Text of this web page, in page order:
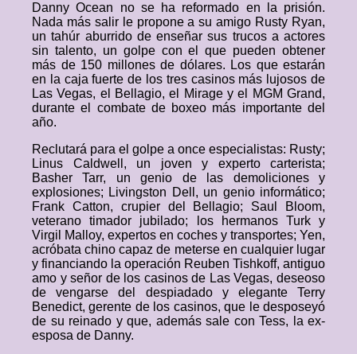
Danny Ocean no se ha reformado en la prisión.
Nada más salir le propone a su amigo Rusty Ryan,
un tahúr aburrido de enseñar sus trucos a actores
sin talento, un golpe con el que pueden obtener
más de 150 millones de dólares. Los que estarán
en la caja fuerte de los tres casinos más lujosos de
Las Vegas, el Bellagio, el Mirage y el MGM Grand,
durante el combate de boxeo más importante del
año.
Reclutará para el golpe a once especialistas: Rusty;
Linus Caldwell, un joven y experto carterista;
Basher Tarr, un genio de las demoliciones y
explosiones; Livingston Dell, un genio informático;
Frank Catton, crupier del Bellagio; Saul Bloom,
veterano timador jubilado; los hermanos Turk y
Virgil Malloy, expertos en coches y transportes; Yen,
acróbata chino capaz de meterse en cualquier lugar
y financiando la operación Reuben Tishkoff, antiguo
amo y señor de los casinos de Las Vegas, deseoso
de vengarse del despiadado y elegante Terry
Benedict, gerente de los casinos, que le desposeyó
de su reinado y que, además sale con Tess, la ex-
esposa de Danny.